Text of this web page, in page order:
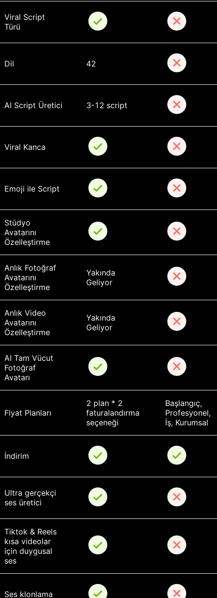
Viral Script
Türü
Dil 42
AI Script Üretici 3-12 script
Viral Kanca
Emoji ile Script
Stüdyo
Avatarını
Özelleştirme
Anlık Fotoğraf
Avatarını
Özelleştirme
Yakında
Geliyor
Anlık Video
Avatarını
Özelleştirme
Yakında
Geliyor
AI Tam Vücut
Fotoğraf
Avatarı
Fiyat Planları
2 plan * 2
faturalandırma
seçeneği
Başlangıç,
Profesyonel,
İş, Kurumsal
İndirim
Ultra gerçekçi
ses üretici
Tiktok & Reels
kısa videolar
için duygusal
ses
Ses klonlama